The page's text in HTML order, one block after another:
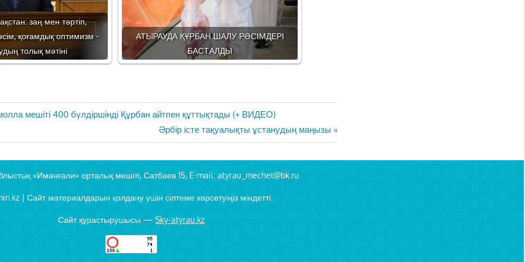
заң мен тәртіп,
қоғамдық оптимизм -
толық мәтіні
АТЫРАУДА ҚҰРБАН ШАЛУ РӘСІМДЕРІ
БАСТАЛДЫ
мешіті 400 бүлдіршінді Құрбан айтпен құттықтады (+ ВИДЕО)
Next
Post:
Әрбір істе тақуалықты ұстанудың маңызы
«Иманғали» орталық мешіті, Сатбаев 15, E-mail: atyrau_mechet@bk.ru
| Сайт материалдарын қолдану үшін сілтеме көрсетуіңіз міндетті.
Сайт құрастырушысы — Sky-atyrau.kz